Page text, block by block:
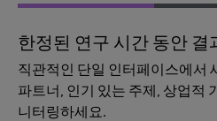
한정된 연구 시간 동안 결
직관적인 단일 인터페이스에서
파트너, 인기 있는 주제, 상업적
니터링하세요.